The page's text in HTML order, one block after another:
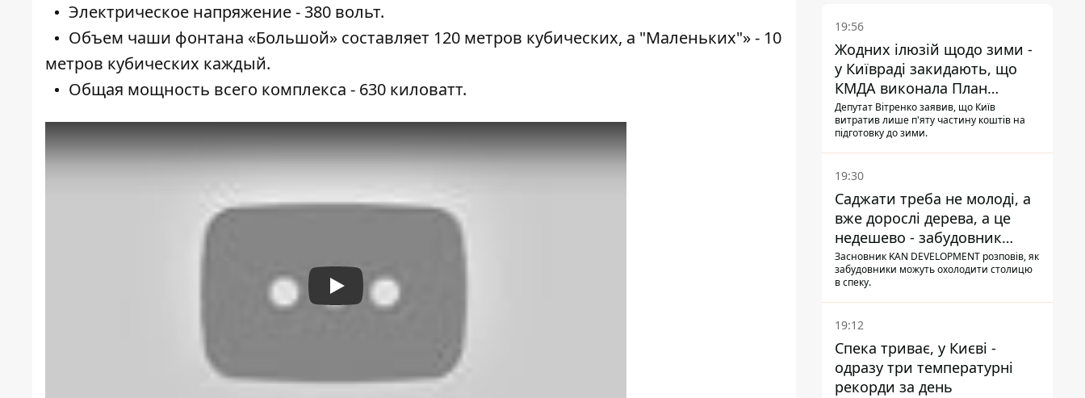
Электрическое напряжение - 380 вольт.
Объем чаши фонтана «Большой» составляет 120 метров кубических, а "Маленьких"» - 10
метров кубических каждый.
Общая мощность всего комплекса - 630 киловатт.
Play
19:56
Жодних ілюзій щодо зими -
у Київраді закидають, що
КМДА виконала План
стійкості на 20%
Депутат Вітренко заявив, що Київ
витратив лише п'яту частину коштів на
підготовку до зими.
19:30
Саджати треба не молоді, а
вже дорослі дерева, а це
недешево - забудовник
Ніконов
Засновник KAN DEVELOPMENT розповів, як
забудовники можуть охолодити столицю
в спеку.
19:12
Спека триває, у Києві -
одразу три температурні
рекорди за день